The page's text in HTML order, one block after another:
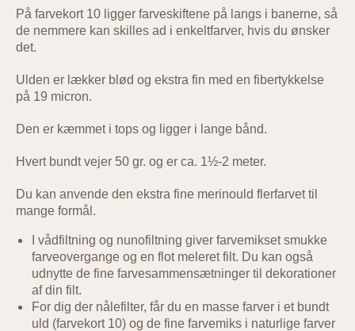
På farvekort 10 ligger farveskiftene på langs i banerne, så
de nemmere kan skilles ad i enkeltfarver, hvis du ønsker
det.
Ulden er lækker blød og ekstra fin med en fibertykkelse
på 19 micron.
Den er kæmmet i tops og ligger i lange bånd.
Hvert bundt vejer 50 gr. og er ca. 1½-2 meter.
Du kan anvende den ekstra fine merinould flerfarvet til
mange formål.
I vådfiltning og nunofiltning giver farvemikset smukke
farveovergange og en flot meleret filt. Du kan også
udnytte de fine farvesammensætninger til dekorationer
af din filt.
For dig der nålefilter, får du en masse farver i et bundt
uld (farvekort 10) og de fine farvemiks i naturlige farver